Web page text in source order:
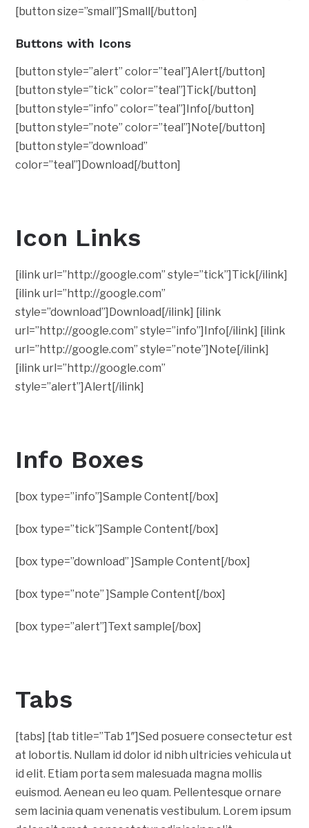
[button size=”small”]Small[/button]
Buttons with Icons
[button style=”alert” color=”teal”]Alert[/button]
[button style=”tick” color=”teal”]Tick[/button]
[button style=”info” color=”teal”]Info[/button]
[button style=”note” color=”teal”]Note[/button]
[button style=”download”
color=”teal”]Download[/button]
Icon Links
[ilink url=”http://google.com” style=”tick”]Tick[/ilink]
[ilink url=”http://google.com”
style=”download”]Download[/ilink] [ilink
url=”http://google.com” style=”info”]Info[/ilink] [ilink
url=”http://google.com” style=”note”]Note[/ilink]
[ilink url=”http://google.com”
style=”alert”]Alert[/ilink]
Info Boxes
[box type=”info”]Sample Content[/box]
[box type=”tick”]Sample Content[/box]
[box type=”download” ]Sample Content[/box]
[box type=”note” ]Sample Content[/box]
[box type=”alert”]Text sample[/box]
Tabs
[tabs] [tab title=”Tab 1″]Sed posuere consectetur est
at lobortis. Nullam id dolor id nibh ultricies vehicula ut
id elit. Etiam porta sem malesuada magna mollis
euismod. Aenean eu leo quam. Pellentesque ornare
sem lacinia quam venenatis vestibulum. Lorem ipsum